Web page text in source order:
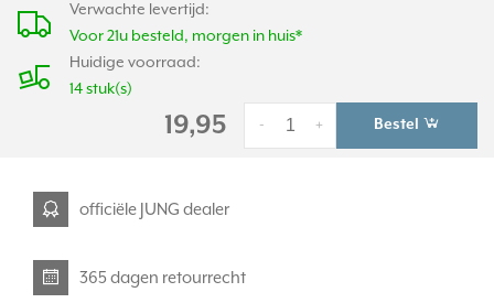
Verwachte levertijd:
Voor 21u besteld, morgen in huis*
Huidige voorraad:
14 stuk(s)
19,95 +
- Bestel
officiële JUNG dealer
365 dagen retourrecht